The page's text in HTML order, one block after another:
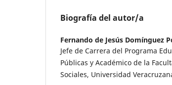
Biografía del autor/a
Fernando de Jesús Domínguez
Jefe de Carrera del Programa
Públicas y Académico de la
Sociales, Universidad